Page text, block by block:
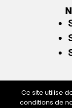
Ce site utilise
conditions de